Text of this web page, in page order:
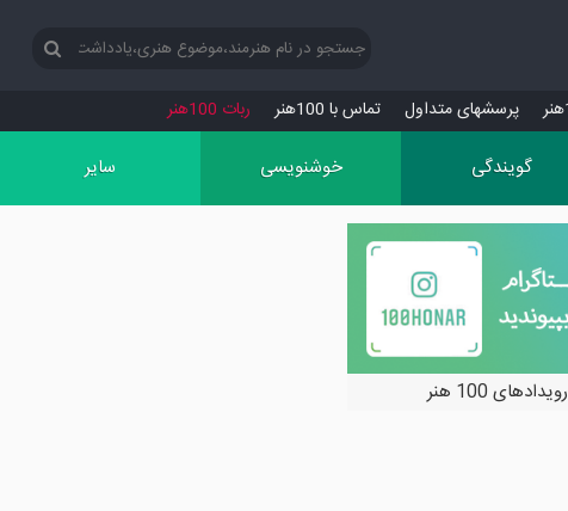
پرسش‏های متداول تماس با 100هنر ربات 100هنر
گویندگی خوشنویسی سایر
رویدادهای 100 هنر